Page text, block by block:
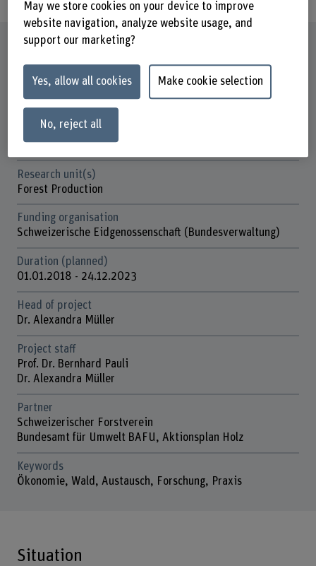
Factsheet
Schools involved
School of Agricultural, Forest and Food Sciences
Institute(s)
Multifunctional Forest Management
Research unit(s)
Forest Production
Funding organisation
Schweizerische Eidgenossenschaft (Bundesverwaltung)
Duration (planned)
01.01.2018 - 24.12.2023
Head of project
Dr. Alexandra Müller
Project staff
Prof. Dr. Bernhard Pauli
Dr. Alexandra Müller
Partner
Schweizerischer Forstverein
Bundesamt für Umwelt BAFU, Aktionsplan Holz
Keywords
Ökonomie, Wald, Austausch, Forschung, Praxis
Situation
May we store cookies on your device to improve
website navigation, analyze website usage, and
support our marketing?
Yes, allow all cookies Make cookie selection
No, reject all